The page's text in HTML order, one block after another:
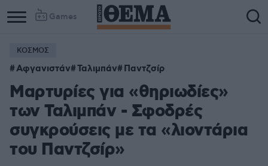
Games
ΚΟΣΜΟΣ
Αφγανιστάν Ταλιμπάν Παντζσίρ
Μαρτυρίες για «θηριωδίες»
των Ταλιμπάν - Σφοδρές
συγκρούσεις με τα «λιοντάρια
του Παντζσίρ»